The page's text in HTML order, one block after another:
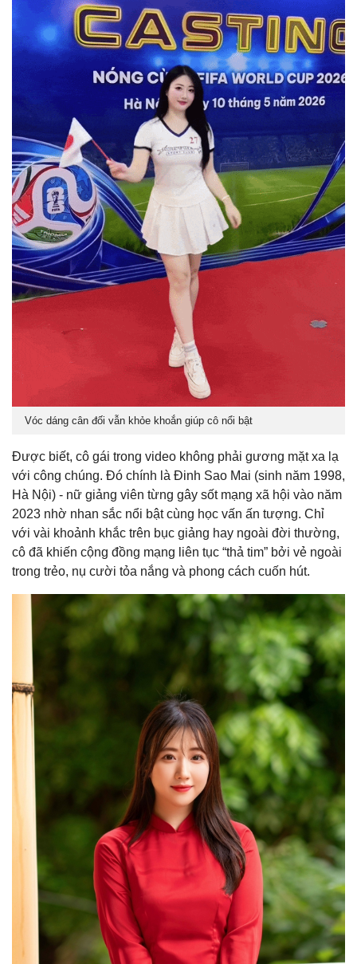
Vóc dáng cân đối vẫn khỏe khoắn giúp cô nổi bật
Được biết, cô gái trong video không phải gương mặt xa lạ
với công chúng. Đó chính là Đinh Sao Mai (sinh năm 1998,
Hà Nội) - nữ giảng viên từng gây sốt mạng xã hội vào năm
2023 nhờ nhan sắc nổi bật cùng học vấn ấn tượng. Chỉ
với vài khoảnh khắc trên bục giảng hay ngoài đời thường,
cô đã khiến cộng đồng mạng liên tục “thả tim” bởi vẻ ngoài
trong trẻo, nụ cười tỏa nắng và phong cách cuốn hút.